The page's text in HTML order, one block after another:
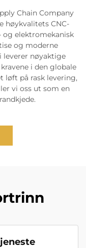
Chain Company
høykvalitets CNC-
og elektromekanisk
og moderne
leverer nøyaktige
i den globale
løft på rask levering,
vi oss ut som en